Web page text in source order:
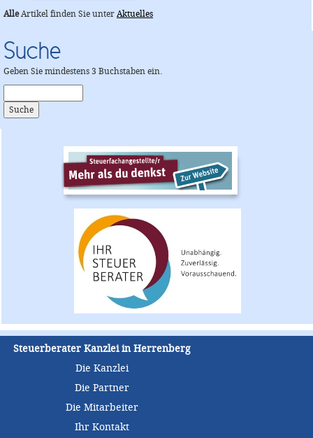
AlleArtikel finden Sie unterAktuelles
Suche
Geben Sie mindestens 3 Buchstaben ein.
Steuerberater Kanzlei in Herrenberg
Die Kanzlei
Die Partner
Die Mitarbeiter
Ihr Kontakt